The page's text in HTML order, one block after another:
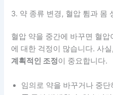
3. 약 종류 변경, 혈압 튐과 몸
혈압 약을 중간에 바꾸면 혈
에 대한 걱정이 많습니다. 사
계획적인 조정이 중요합니다.
임의로 약을 바꾸거나 중단